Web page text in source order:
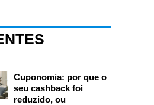
Cuponomia: por que o
seu cashback foi
reduzido, ou